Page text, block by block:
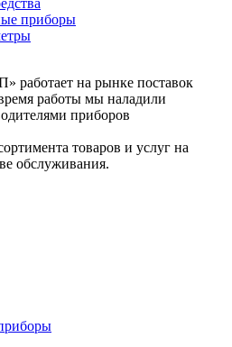
приборы
на рынке поставок
работы мы наладили
приборов
товаров и услуг на
обслуживания.